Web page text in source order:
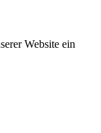
Website ein